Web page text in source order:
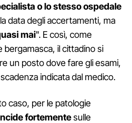
o lo stesso ospedale
data degli accertamenti, ma
mai". E così, come
bergamasca, il cittadino si
un posto dove fare gli esami,
indicata dal medico.
caso, per le patologie
fortementesulle